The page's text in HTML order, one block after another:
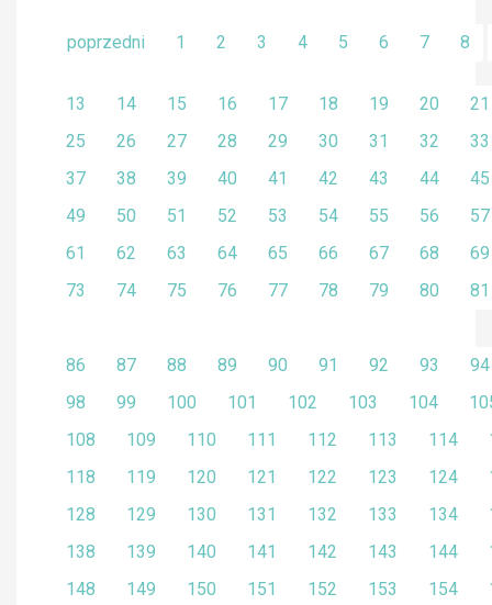
poprzedni 1 2 3 4 5 6 7 8
13 14 15 16 17 18 19 20
21
25
26 27 28 29 30 31 32
33
37
38 39 40 41 42 43 44
45
49
50 51 52 53 54 55 56
57
61
62 63 64 65 66 67 68
69
73
74 75 76 77 78 79 80 81
86 87 88 89 90 91 92 93
94
98
99 100 101 102 103 104
108
109 110 111 112 113 114
118
119 120 121 122 123 124
128
129 130 131 132 133 134
138
139 140 141 142 143 144
148
149 150 151 152 153 154